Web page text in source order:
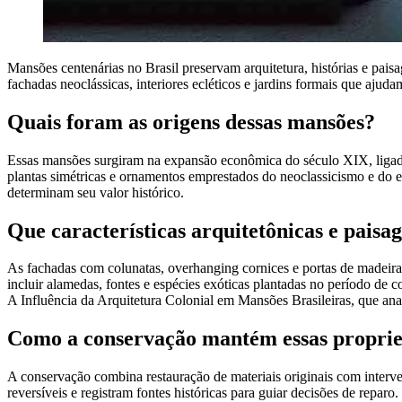
Mansões centenárias no Brasil preservam arquitetura, histórias e
fachadas neoclássicas, interiores ecléticos e jardins formais que
Quais foram as origens dessas mansões?
Essas mansões surgiram na expansão econômica do século XIX,
plantas simétricas e ornamentos emprestados do neoclassicismo e
determinam seu valor histórico.
Que características arquitetônicas e
As fachadas com colunatas, overhanging cornices e portas de
incluir alamedas, fontes e espécies exóticas plantadas no período de
A Influência da Arquitetura Colonial em Mansões Brasileiras, que
Como a conservação mantém essas
A conservação combina restauração de materiais originais com
reversíveis e registram fontes históricas para guiar decisões de